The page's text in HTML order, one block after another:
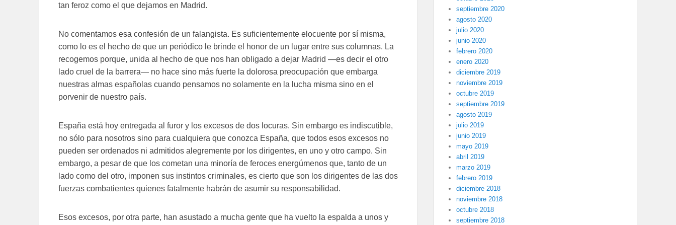
tan feroz como el que dejamos en Madrid.
No comentamos esa confesión de un falangista. Es suficientemente elocuente por sí misma,
como lo es el hecho de que un periódico le brinde el honor de un lugar entre sus columnas. La
recogemos porque, unida al hecho de que nos han obligado a dejar Madrid —es decir el otro
lado cruel de la barrera— no hace sino más fuerte la dolorosa preocupación que embarga
nuestras almas españolas cuando pensamos no solamente en la lucha misma sino en el
porvenir de nuestro país.
España está hoy entregada al furor y los excesos de dos locuras. Sin embargo es indiscutible,
no sólo para nosotros sino para cualquiera que conozca España, que todos esos excesos no
pueden ser ordenados ni admitidos alegremente por los dirigentes, en uno y otro campo. Sin
embargo, a pesar de que los cometan una minoría de feroces energúmenos que, tanto de un
lado como del otro, imponen sus instintos criminales, es cierto que son los dirigentes de las dos
fuerzas combatientes quienes fatalmente habrán de asumir su responsabilidad.
Esos excesos, por otra parte, han asustado a mucha gente que ha vuelto la espalda a unos y
septiembre 2020
agosto 2020
julio 2020
junio 2020
febrero 2020
enero 2020
diciembre 2019
noviembre 2019
octubre 2019
septiembre 2019
agosto 2019
julio 2019
junio 2019
mayo 2019
abril 2019
marzo 2019
febrero 2019
diciembre 2018
noviembre 2018
octubre 2018
septiembre 2018